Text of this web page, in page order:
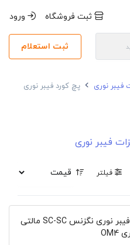
ثبت فروشگاه ورود
ثبت استعلام
فیبر نوری پچ کورد فیبر نوری
فیبر نوری
فیلتر
پچ کورد فیبر نوری نگزنس SC-SC مالتی